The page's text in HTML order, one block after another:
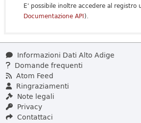
E' possibile inoltre accedere al registro
Documentazione API).
Informazioni Dati Alto Adige
Domande frequenti
Atom Feed
Ringraziamenti
Note legali
Privacy
Contattaci